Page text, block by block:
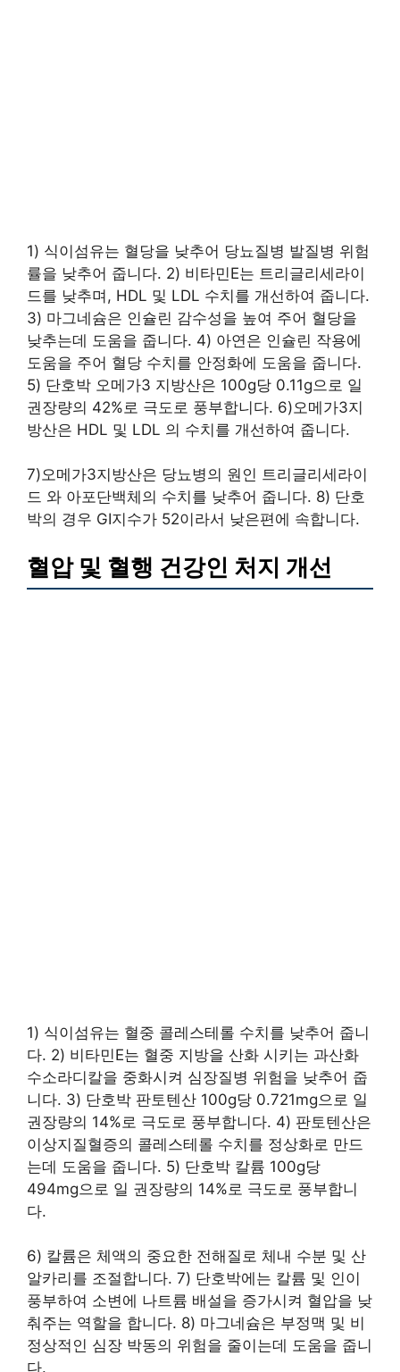
1) 식이섬유는 혈당을 낮추어 당뇨질병 발질병 위험
률을 낮추어 줍니다. 2) 비타민E는 트리글리세라이
드를 낮추며, HDL 및 LDL 수치를 개선하여 줍니다.
3) 마그네슘은 인슐린 감수성을 높여 주어 혈당을
낮추는데 도움을 줍니다. 4) 아연은 인슐린 작용에
도움을 주어 혈당 수치를 안정화에 도움을 줍니다.
5) 단호박 오메가3 지방산은 100g당 0.11g으로 일
권장량의 42%로 극도로 풍부합니다. 6)오메가3지
방산은 HDL 및 LDL 의 수치를 개선하여 줍니다.
7)오메가3지방산은 당뇨병의 원인 트리글리세라이
드 와 아포단백체의 수치를 낮추어 줍니다. 8) 단호
박의 경우 GI지수가 52이라서 낮은편에 속합니다.
혈압 및 혈행 건강인 처지 개선
1) 식이섬유는 혈중 콜레스테롤 수치를 낮추어 줍니
다. 2) 비타민E는 혈중 지방을 산화 시키는 과산화
수소라디칼을 중화시켜 심장질병 위험을 낮추어 줍
니다. 3) 단호박 판토텐산 100g당 0.721mg으로 일
권장량의 14%로 극도로 풍부합니다. 4) 판토텐산은
이상지질혈증의 콜레스테롤 수치를 정상화로 만드
는데 도움을 줍니다. 5) 단호박 칼륨 100g당
494mg으로 일 권장량의 14%로 극도로 풍부합니
다.
6) 칼륨은 체액의 중요한 전해질로 체내 수분 및 산
알카리를 조절합니다. 7) 단호박에는 칼륨 및 인이
풍부하여 소변에 나트륨 배설을 증가시켜 혈압을 낮
춰주는 역할을 합니다. 8) 마그네슘은 부정맥 및 비
정상적인 심장 박동의 위험을 줄이는데 도움을 줍니
다.